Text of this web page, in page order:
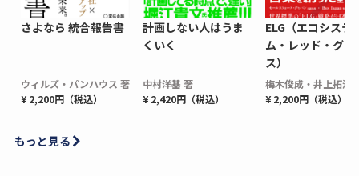
さよなら 統合報告書
ウィルズ・パンハウス 著
¥ 2,200円（税込）
計画しない人はうま
くいく
中村洋基 著
¥ 2,420円（税込）
ELG（エコシステ
ム・レッド・グロ
ス）
梅木俊成・井上拓海
¥ 2,200円（税込）
もっと見る